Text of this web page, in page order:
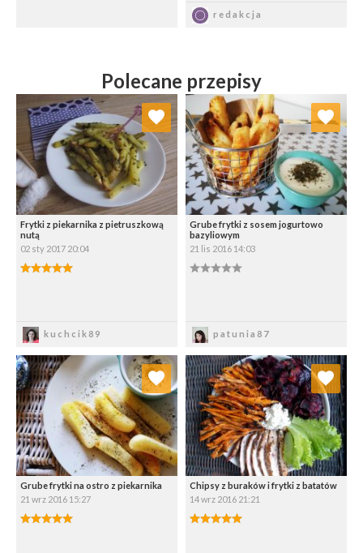
redakcja
Polecane przepisy
Frytki z piekarnika z pietruszkową
nutą
02 sty 2017 20:04
kuchcik89
Dodaj do ulubionych
Wybierz listę:
Grube frytki z sosem jogurtowo
bazyliowym
21 lis 2016 14:03
patunia87
Dodaj do ulubionych
Wybierz listę:
Grube frytki na ostro z piekarnika
21 wrz 2016 15:27
Dodaj do ulubionych
Wybierz listę:
Chipsy z buraków i frytki z batatów
14 wrz 2016 21:21
Dodaj do ulubionych
Wybierz listę: